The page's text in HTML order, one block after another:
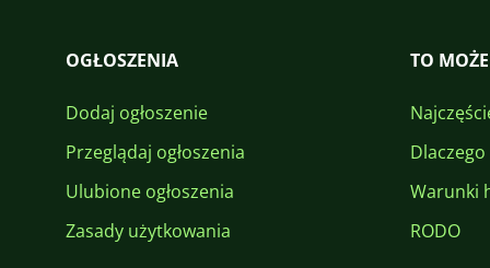
OGŁOSZENIA
Dodaj ogłoszenie
Przeglądaj ogłoszenia
Ulubione ogłoszenia
Zasady użytkowania
TO
Warunki
RODO